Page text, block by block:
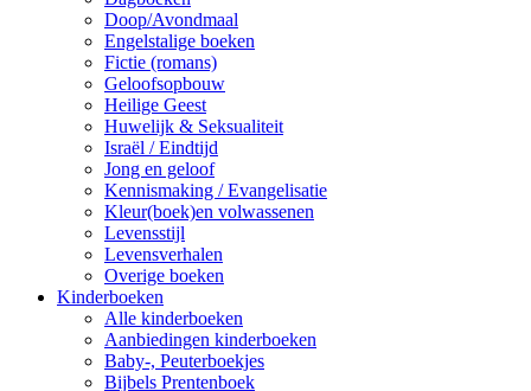
Doop/Avondmaal
Engelstalige boeken
Fictie (romans)
Geloofsopbouw
Heilige Geest
Huwelijk & Seksualiteit
Israël / Eindtijd
Jong en geloof
Kennismaking / Evangelisatie
Kleur(boek)en volwassenen
Levensstijl
Levensverhalen
Overige boeken
Kinderboeken
Alle kinderboeken
Aanbiedingen kinderboeken
Baby-, Peuterboekjes
Bijbels Prentenboek